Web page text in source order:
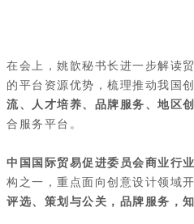
在会上，姚歆秘书长进一步解读
的平台资源优势， 梳理推动我国
流、人才培养、品牌服务、地区
合服务平台。
中国国际贸易促进委员会商业行
构之一，重点面向创意设计领域开
评选、策划与公关，品牌服务，